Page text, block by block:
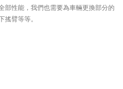
部性能，我們也需要為車輛更換部分的
臂等等。